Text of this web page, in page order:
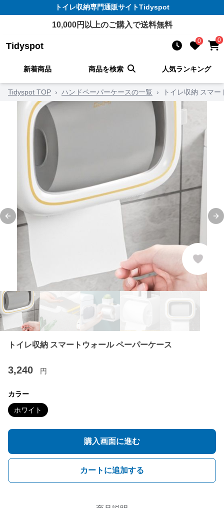
トイレ収納専門通販サイトTidyspot
10,000円以上のご購入で送料無料
Tidyspot 0 0
新着商品 商品を検索 人気ランキング
Tidyspot TOP › ハンドペーパーケースの一覧 › トイレ収納 スマ
Previous slide
トイレ収納 スマートウォール ペーパーケース
3,240 円
カラー
ホワイト
購入画面に進む
カートに追加する